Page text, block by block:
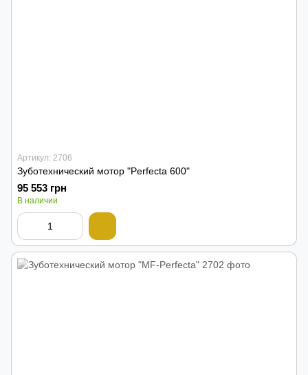
Артикул: 2706
Зуботехнический мотор "Perfecta 600"
95 553 грн
В наличии